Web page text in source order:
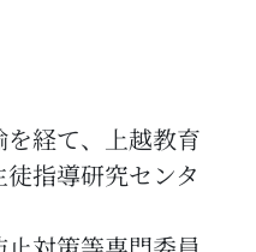
経て、上越教育
指導研究センタ